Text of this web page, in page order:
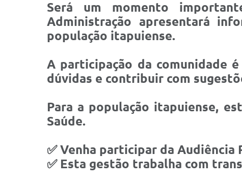
Será um momento
Administração apresentará
população itapuiense.
A participação da comunidade
dúvidas e contribuir com
Para a população itapuiense,
Saúde.
✅ Venha participar da Audiência
✅ Esta gestão trabalha com